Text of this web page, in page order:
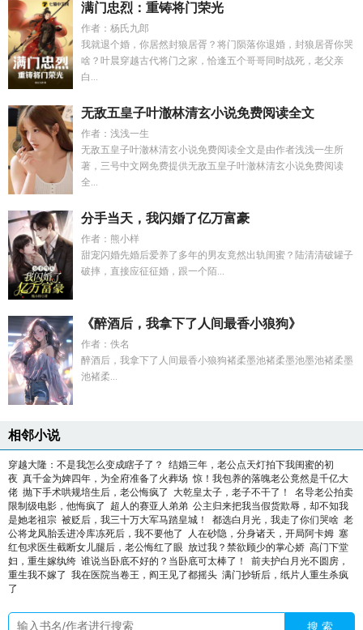
满门忠烈：重铸将门荣光
作者：杨氏九郎
我就退个婚，你居然封狼居胥？将门陨落你退婚，封狼居胥你哭
啥？叶晨穿越古代将门之家，恰逢五个哥哥同时战死，老父亲
白...
无敌五皇子叶澈林清玄小说免费阅读全文
作者：浅浅一生
无敌五皇子叶澈林清玄小说免费阅读全文是由作者浅浅一生所
著，三号中文网免费提供无敌五皇子叶澈林清玄小说免费阅读
全...
分手当天，我闪婚了亿万富豪
作者：熊小样
甜宠闪婚先婚后爱养了多年的男友竟然出轨闺蜜？陆清清破罐子
破摔，直接应征征婚，跟一个陌...
《醉酒后，我拿下了人间最香小狼狗》
作者：佚名
醉酒后，我拿下了人间最香小狼狗褚柔墨池褚柔墨池墨池褚柔墨
池褚柔...
相邻小说
穿越大隆：不是我怎么变成瞎子了？
结婚三年，老公点天灯拍下我闺蜜的初
夜 真千金为婢四年，为全府准备了火葬场 惊！我包养的落魄老公竟然是千亿大
佬 抛下手术哄规培生后，老公悔疯了 大乾皇太子，老子不干了！
名导老公拍卖
限制级电影，他悔疯了
超人的赛亚人弟弟 公主归来把我当假货欺辱，却不知我
是她老祖宗 被贬后，我三十万大军马踏皇城！ 都选白月光，我走了你们哭啥 老
公将龙凤胎丢进冷库冻死后，我不要他了
人在砂隐，分身诸天，开局阿卡姆 塞
红包求医生截断女儿腿后，老公悔红了眼 放过我？禁欲顾少的掌心娇 高门下堂
妇，重生嫁纨绔 谁说当卧底不好的？当卧底可太棒了！
前夫护白月光不圆房，
重生我不嫁了 我在医院当卷王，阎王见了都摇头 满门抄斩后，纸片人重生杀疯
了
搜 索